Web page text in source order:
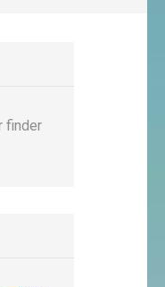
finder